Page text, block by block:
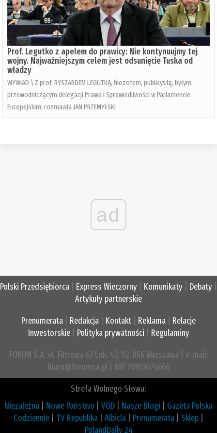
Prof. Legutko z apelem do prawicy: Nie kontynuujmy tej
wojny. Najważniejszym celem jest odsunięcie Tuska od
władzy
WYWIAD \ Z prof. RYSZARDEM LEGUTKĄ, filozofem, publicystą, byłym
przewodniczącym delegacji Prawa i Sprawiedliwości w Parlamencie
Europejskim, rozmawia JAN PRZEMYŁSKI
ad
Polski Przedsiębiorca Express Wieczorny Komunikaty Debaty
Artykuły partnerskie
Prenumerata Redakcja Kontakt Reklama
Relacje
Inwestorskie| Polityka prywatności Regulaminy
FORUM S.A. ul. Filtrowa 63 Lok. 43, 02-056 Warszawa | e-mail:
biuro@forumsa.pl | NIP 70103076666
Strefa Wolnego Słowa:
Niezależna
Nowe Państwo VOD Nasze Blogi
Gazeta Polska
Codziennie
TV Republika Albicla Prenumerata Sklep
PolandDaily 24